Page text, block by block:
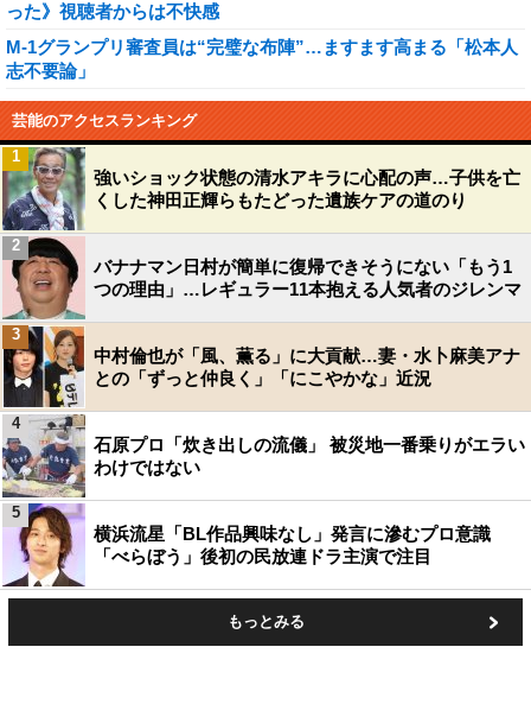
った》視聴者からは不快感
M-1グランプリ審査員は“完璧な布陣”…ますます高まる「松本人
志不要論」
芸能のアクセスランキング
強いショック状態の清水アキラに心配の声…子供を亡
くした神田正輝らもたどった遺族ケアの道のり
1
バナナマン日村が簡単に復帰できそうにない「もう1
つの理由」…レギュラー11本抱える人気者のジレンマ
2
中村倫也が「風、薫る」に大貢献…妻・水卜麻美アナ
との「ずっと仲良く」「にこやかな」近況
3
石原プロ「炊き出しの流儀」 被災地一番乗りがエラい
わけではない
4
横浜流星「BL作品興味なし」発言に滲むプロ意識
「べらぼう」後初の民放連ドラ主演で注目
5
もっとみる